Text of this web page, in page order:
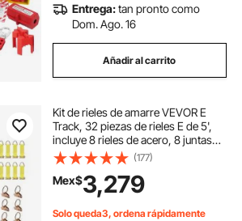
Entrega:tan pronto como
Dom. Ago. 16
Añadir al carrito
Kit de rieles de amarre VEVOR E
Track, 32 piezas de rieles E de 5',
incluye 8 rieles de acero, 8 juntas
tóricas, 8 amarres con anillo D y 8
tapas de extremo, accesorios de
sujeción de remolque para carga,
motocicletas y bicicletas, carga de
1500 lb
(177)
Mex$3,279
Solo queda3, ordena rápidamente